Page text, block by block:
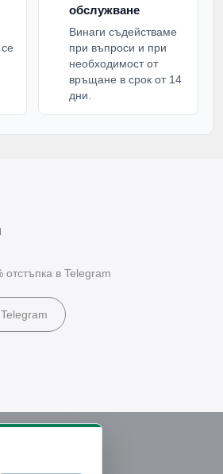
обслужване
Винаги съдействаме
при въпроси и при
необходимост от
връщане в срок от 14
дни.
отстъпка в Telegram